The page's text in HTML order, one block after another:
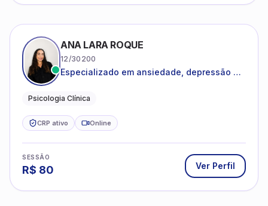
ANA LARA ROQUE
12/30200
Especializado em ansiedade, depressão e
Psicologia Clínica
CRP ativo Online
SESSÃO
R$ 80 Ver Perfil